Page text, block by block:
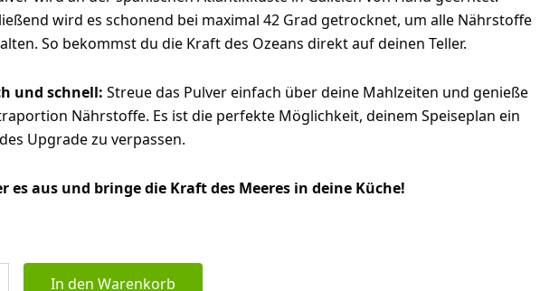
wird es schonend bei maximal 42 Grad getrocknet, um alle Nährstoffe
So bekommst du die Kraft des Ozeans direkt auf deinen Teller.
und schnell: Streue das Pulver einfach über deine Mahlzeiten und genieße
Nährstoffe. Es ist die perfekte Möglichkeit, deinem Speiseplan ein
Upgrade zu verpassen.
es aus und bringe die Kraft des Meeres in deine Küche!
In den Warenkorb